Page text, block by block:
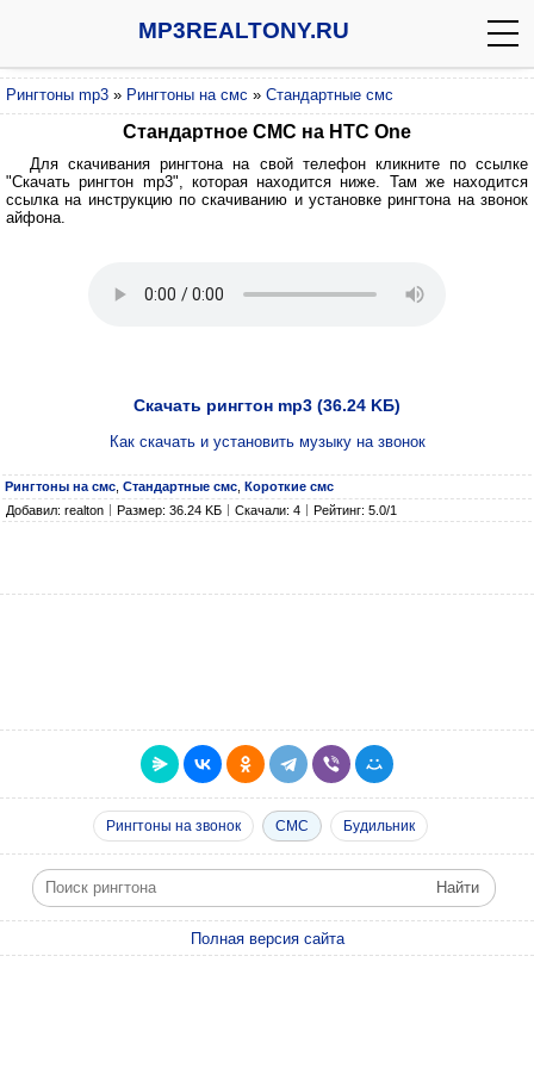
MP3REALTONY.RU
Рингтоны mp3 » Рингтоны на смс » Стандартные смс
Стандартное СМС на HTC One
Для скачивания рингтона на свой телефон кликните по ссылке
"Скачать рингтон mp3", которая находится ниже. Там же находится
ссылка на инструкцию по скачиванию и установке рингтона на звонок
айфона.
Скачать рингтон mp3 (36.24 KБ)
Как скачать и установить музыку на звонок
Рингтоны на смс Стандартные смс Короткие смс
Добавил: realton
Размер: 36.24 KБ Скачали: 4 Рейтинг: 5.0/1
Рингтоны на звонок СМС Будильник
Полная версия сайта